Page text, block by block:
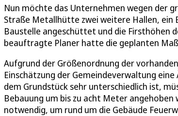
Nun möchte das Unternehmen wegen der
Straße Metallhütte zwei weitere Hallen, ein
Baustelle angeschüttet und die Firsthöhen
beauftragte Planer hatte die geplanten
Aufgrund der Größenordnung der
Einschätzung der Gemeindeverwaltung
dem Grundstück sehr unterschiedlich ist,
Bebauung um bis zu acht Meter
notwendig, um rund um die Gebäude